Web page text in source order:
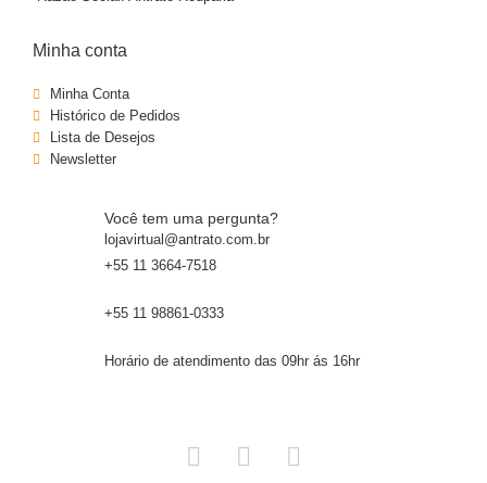
Minha conta
Minha Conta
Histórico de Pedidos
Lista de Desejos
Newsletter
Você tem uma pergunta?
lojavirtual@antrato.com.br
+55 11 3664-7518
+55 11 98861-0333
Horário de atendimento das 09hr ás 16hr